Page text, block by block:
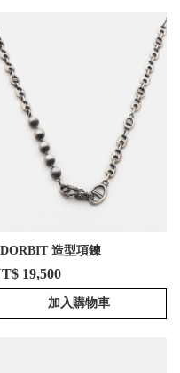
造型項鍊
19,500
加入購物車